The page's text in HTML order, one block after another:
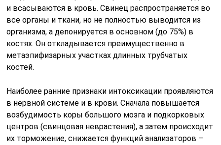
и всасываются в кровь. Свинец распространяется во
все органы и ткани, но не полностью выводится из
организма, а депонируется в основном (до 75%) в
костях. Он откладывается преимущественно в
метаэпифизарных участках длинных трубчатых
костей.
Наиболее ранние признаки интоксикации проявляются
в нервной системе и в крови. Сначала повышается
возбудимость коры большого мозга и подкорковых
центров (свинцовая неврастения), а затем происходит
их торможение, снижается функций анализаторов –